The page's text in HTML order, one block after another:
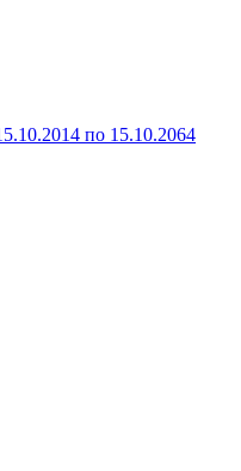
по 15.10.2064